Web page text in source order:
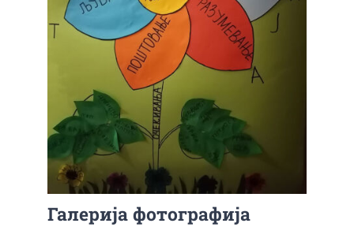
Галерија фотографија